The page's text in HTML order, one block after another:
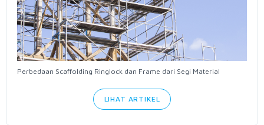
Perbedaan Scaffolding Ringlock dan Frame dari Segi Material
LIHAT ARTIKEL